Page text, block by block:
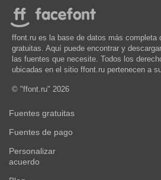
ffont.ru es la base de datos más completa
gratuitas. Aquí puede encontrar y
las fuentes que necesite. Todos los
ubicadas en el sitio ffont.ru pertenecen a
© "ffont.ru" 2026
Fuentes gratuitas
Fuentes de pago
Personalizar
acuerdo